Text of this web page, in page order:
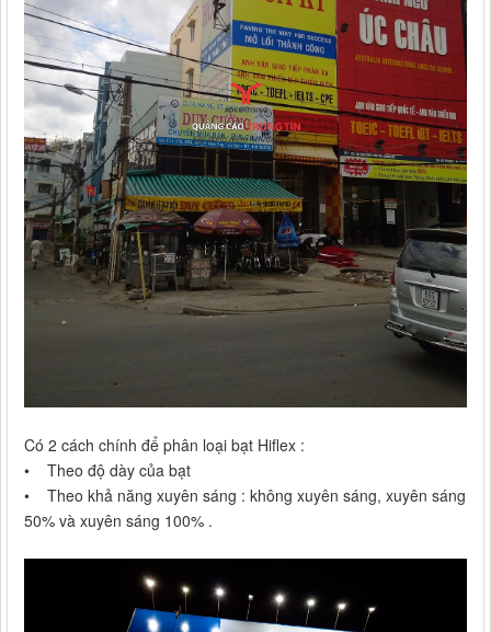
Có 2 cách chính để phân loại bạt Hiflex :
• Theo độ dày của bạt
• Theo khả năng xuyên sáng : không xuyên sáng, xuyên sáng
50% và xuyên sáng 100% .